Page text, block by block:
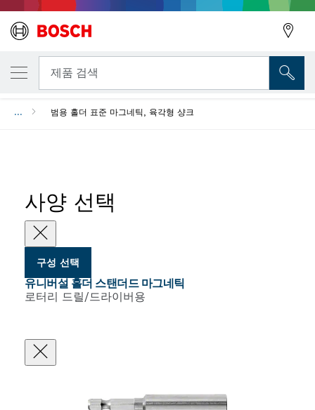
제품 검색
... 범용 홀더 표준 마그네틱, 육각형 샹크
사양 선택
구성 선택
유니버설 홀더 스탠더드 마그네틱
로터리 드릴/드라이버용
선택한 변형
유니버설 홀더 스탠더드 마그네틱